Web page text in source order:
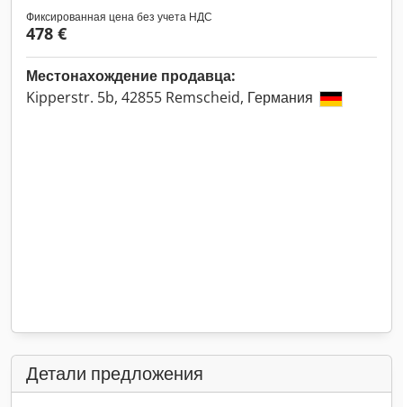
Фиксированная цена без учета НДС
478 €
Местонахождение продавца:
Kipperstr. 5b, 42855 Remscheid, Германия
Детали предложения